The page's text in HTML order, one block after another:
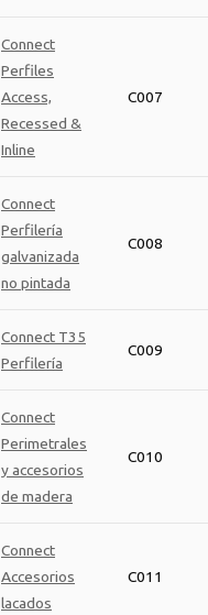
Connect
Perfiles
Access,
Recessed &
Inline
C007
Connect
Perfilería
galvanizada
no pintada
C008
Connect T35
Perfilería
C009
Connect
Perimetrales
y accesorios
de madera
C010
Connect
Accesorios
lacados
C011